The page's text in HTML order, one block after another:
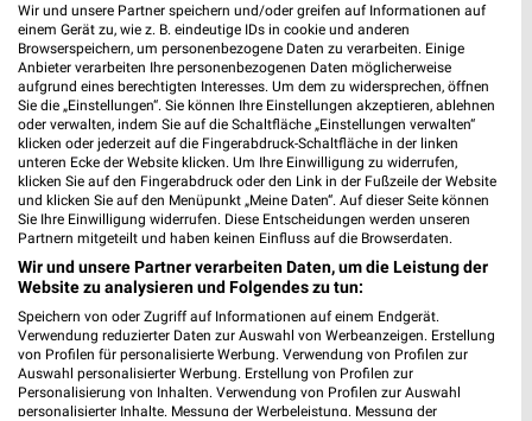
Holz Junge Prospekte & Angebote für Elmshorn
HolzLand Prospekte & Angebote für Neumünster
HORNBACH Prospekte & Angebote für Hamburg
Wir und unsere Partner speichern und/oder greifen auf Informationen auf
einem Gerät zu, wie z. B. eindeutige IDs in cookie und anderen
Browserspeichern, um personenbezogene Daten zu verarbeiten. Einige
Anbieter verarbeiten Ihre personenbezogenen Daten möglicherweise
aufgrund eines berechtigten Interesses. Um dem zu widersprechen, öffnen
Sie die „Einstellungen“. Sie können Ihre Einstellungen akzeptieren, ablehnen
oder verwalten, indem Sie auf die Schaltfläche „Einstellungen verwalten“
klicken oder jederzeit auf die Fingerabdruck-Schaltfläche in der linken
unteren Ecke der Website klicken. Um Ihre Einwilligung zu widerrufen,
klicken Sie auf den Fingerabdruck oder den Link in der Fußzeile der Website
und klicken Sie auf den Menüpunkt „Meine Daten“. Auf dieser Seite können
Sie Ihre Einwilligung widerrufen. Diese Entscheidungen werden unseren
Partnern mitgeteilt und haben keinen Einfluss auf die Browserdaten.
Wir und unsere Partner verarbeiten Daten, um die Leistung der
Website zu analysieren und Folgendes zu tun:
Speichern von oder Zugriff auf Informationen auf einem Endgerät.
Verwendung reduzierter Daten zur Auswahl von Werbeanzeigen. Erstellung
von Profilen für personalisierte Werbung. Verwendung von Profilen zur
Auswahl personalisierter Werbung. Erstellung von Profilen zur
Personalisierung von Inhalten. Verwendung von Profilen zur Auswahl
personalisierter Inhalte. Messung der Werbeleistung. Messung der